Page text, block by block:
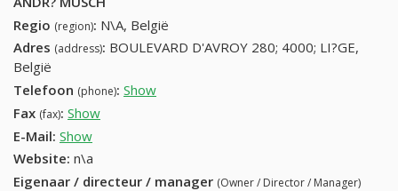
Regio (region): N\A, België
Adres (address): BOULEVARD D'AVROY 280; 4000; LI?GE,
België
Telefoon (phone): Show
Fax (fax): Show
E-Mail: Show
Website: n\a
Eigenaar / directeur / manager (Owner / Director / Manager)